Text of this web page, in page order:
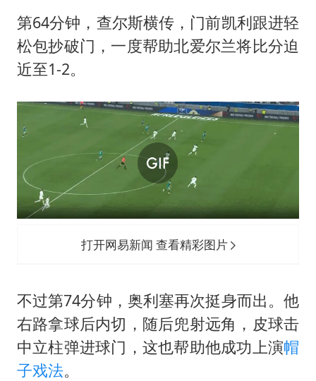
第64分钟，查尔斯横传，门前凯利跟进轻
松包抄破门，一度帮助北爱尔兰将比分迫
近至1-2。
打开网易新闻 查看精彩图片
不过第74分钟，奥利塞再次挺身而出。他
右路拿球后内切，随后兜射远角，皮球击
中立柱弹进球门，这也帮助他成功上演帽
子戏法。